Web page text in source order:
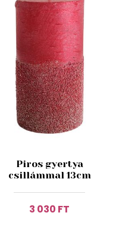
Piros gyertya
csillámmal 13cm
3 030 FT